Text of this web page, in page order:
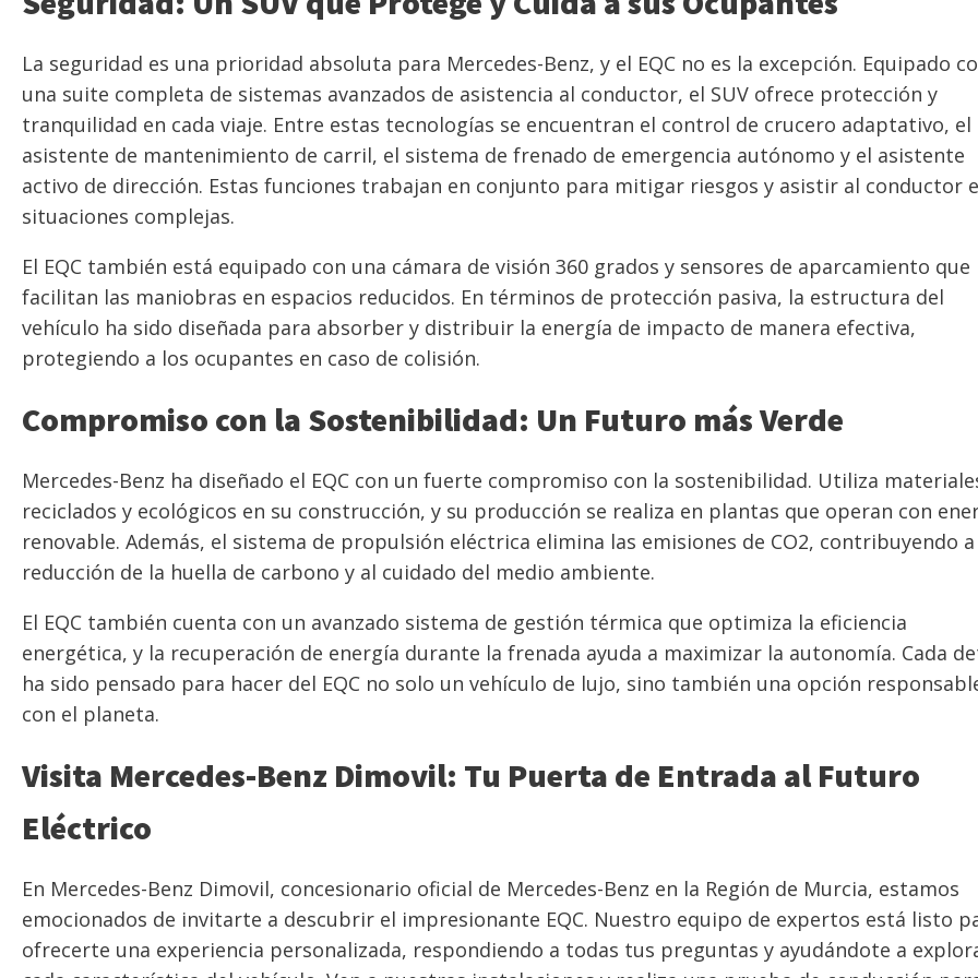
La seguridad es una prioridad absoluta para Mercedes-Benz, y el EQC no es la excepción. Equipado
una suite completa de sistemas avanzados de asistencia al conductor, el SUV ofrece protección y
tranquilidad en cada viaje. Entre estas tecnologías se encuentran el control de crucero adaptativo, el
asistente de mantenimiento de carril, el sistema de frenado de emergencia autónomo y el asistente
activo de dirección. Estas funciones trabajan en conjunto para mitigar riesgos y asistir al conductor
situaciones complejas.
El EQC también está equipado con una cámara de visión 360 grados y sensores de aparcamiento que
facilitan las maniobras en espacios reducidos. En términos de protección pasiva, la estructura del
vehículo ha sido diseñada para absorber y distribuir la energía de impacto de manera efectiva,
protegiendo a los ocupantes en caso de colisión.
Compromiso con la Sostenibilidad: Un Futuro más Verde
Mercedes-Benz ha diseñado el EQC con un fuerte compromiso con la sostenibilidad. Utiliza
reciclados y ecológicos en su construcción, y su producción se realiza en plantas que operan con
renovable. Además, el sistema de propulsión eléctrica elimina las emisiones de CO2, contribuyendo a
reducción de la huella de carbono y al cuidado del medio ambiente.
El EQC también cuenta con un avanzado sistema de gestión térmica que optimiza la eficiencia
energética, y la recuperación de energía durante la frenada ayuda a maximizar la autonomía. Cada
ha sido pensado para hacer del EQC no solo un vehículo de lujo, sino también una opción
con el planeta.
Visita Mercedes-Benz Dimovil: Tu Puerta de Entrada al Futuro
Eléctrico
En Mercedes-Benz Dimovil, concesionario oficial de Mercedes-Benz en la Región de Murcia, estamos
emocionados de invitarte a descubrir el impresionante EQC. Nuestro equipo de expertos está listo
ofrecerte una experiencia personalizada, respondiendo a todas tus preguntas y ayudándote a